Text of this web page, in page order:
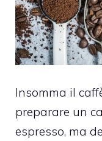
Insomma il
preparare un
espresso, ma